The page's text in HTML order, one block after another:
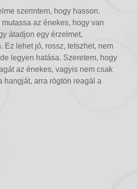
szerintem, hogy hasson.
az énekes, hogy van
átadjon egy érzelmet,
Ez lehet jó, rossz, tetszhet, nem
legyen hatása. Szeretem, hogy
az énekes, vagyis nem csak
hangját, arra rögtön reagál a